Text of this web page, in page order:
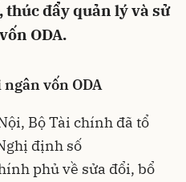
thúc đẩy quản lý và sử
ODA.
vốn ODA
Bộ Tài chính đã tổ
định số
phủ về sửa đổi, bổ